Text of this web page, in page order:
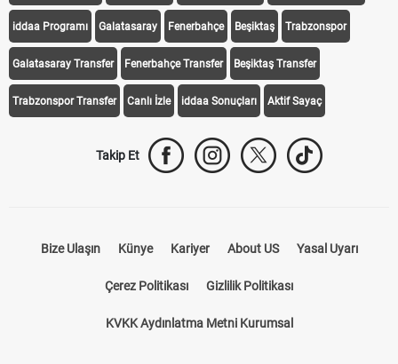
iddaa Programı Galatasaray Fenerbahçe Beşiktaş Trabzonspor
Galatasaray Transfer Fenerbahçe Transfer Beşiktaş Transfer
Trabzonspor Transfer Canlı İzle iddaa Sonuçları Aktif Sayaç
Takip Et
Bize Ulaşın Künye Kariyer About US Yasal Uyarı
Çerez Politikası Gizlilik Politikası
KVKK Aydınlatma Metni Kurumsal